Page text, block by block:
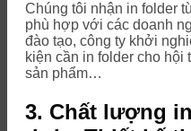
Chúng tôi nhận in folder
phù hợp với các doanh
đào tạo, công ty khởi
kiện cần in folder cho hội
sản phẩm…
3. Chất lượng